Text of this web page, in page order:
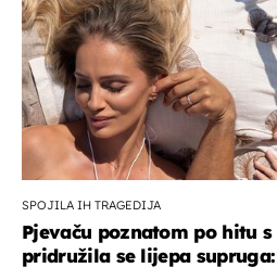
SPOJILA IH TRAGEDIJA
Pjevaču poznatom po hitu
pridružila se lijepa